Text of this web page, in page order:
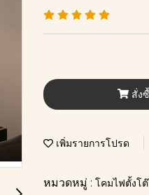
สั่ง
เพิ่มรายการโปรด
หมวดหมู่ : โคมไฟตั้งโ